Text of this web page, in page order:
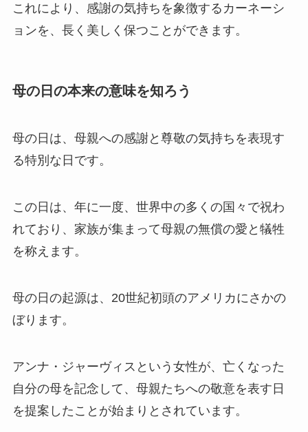
これにより、感謝の気持ちを象徴するカーネーシ
ョンを、長く美しく保つことができます。
母の日の本来の意味を知ろう
母の日は、母親への感謝と尊敬の気持ちを表現す
る特別な日です。
この日は、年に一度、世界中の多くの国々で祝わ
れており、家族が集まって母親の無償の愛と犠牲
を称えます。
母の日の起源は、20世紀初頭のアメリカにさかの
ぼります。
アンナ・ジャーヴィスという女性が、亡くなった
自分の母を記念して、母親たちへの敬意を表す日
を提案したことが始まりとされています。